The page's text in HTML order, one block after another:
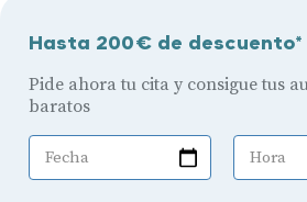
Hasta 200€ de descuento*
Pide ahora tu cita y consigue tus
baratos
Fecha Hora